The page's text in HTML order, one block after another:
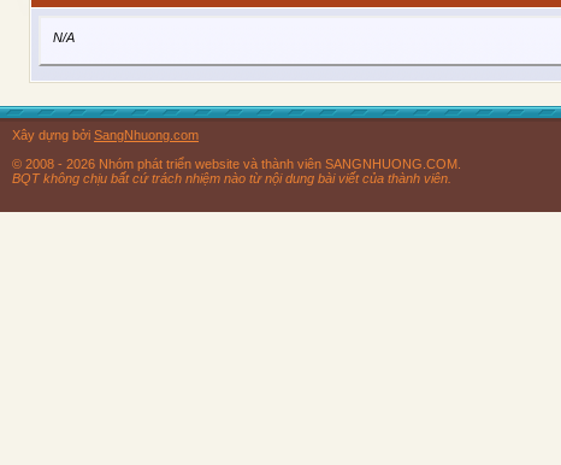
N/A
Xây dựng bởi SangNhuong.com
© 2008 - 2026 Nhóm phát triển website và thành viên SANGNHUONG.COM.
BQT không chịu bất cứ trách nhiệm nào từ nội dung bài viết của thành viên.